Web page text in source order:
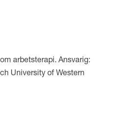
arbetsterapi. Ansvarig:
University of Western